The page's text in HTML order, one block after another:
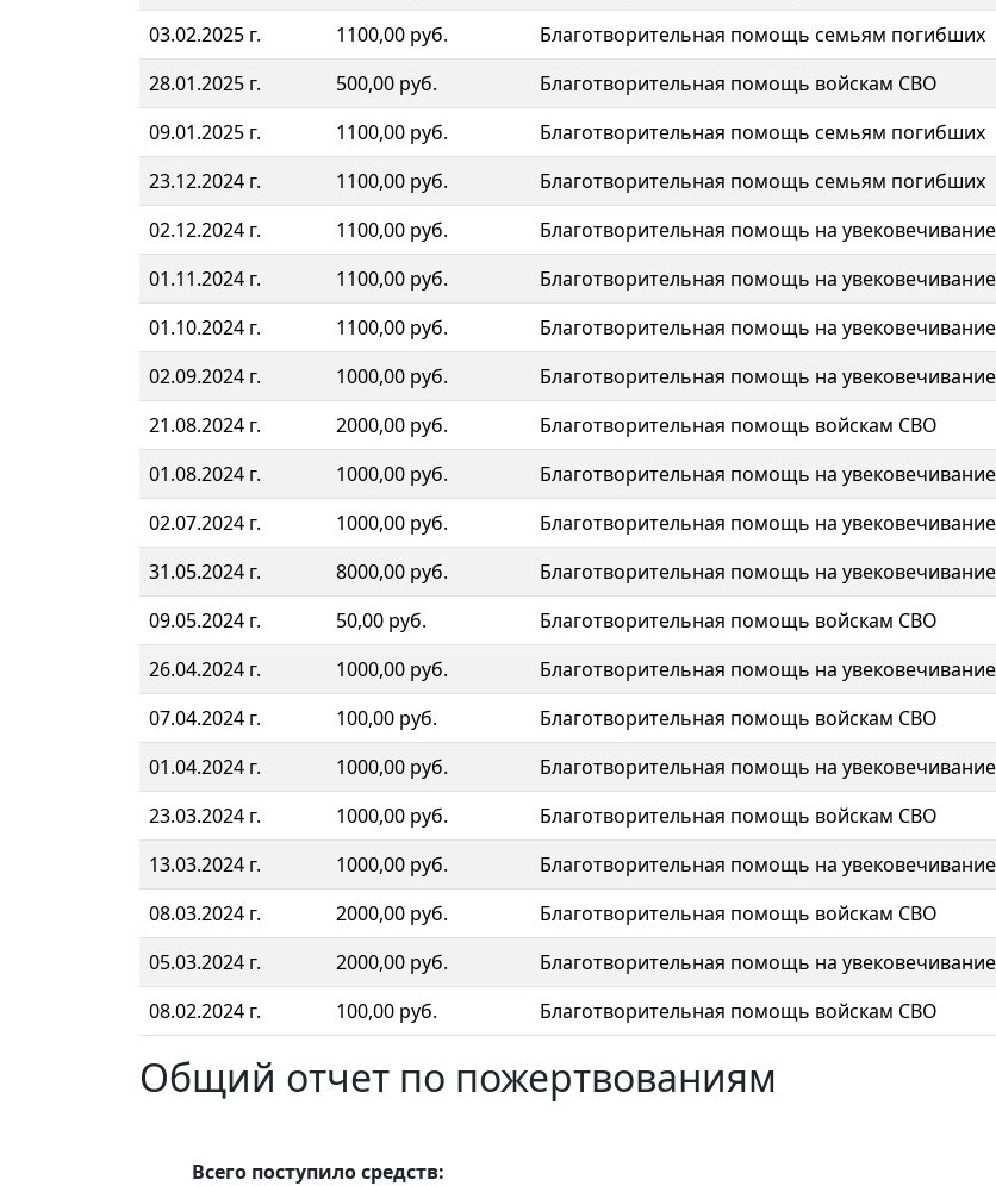
03.02.2025 г.
1100,00 руб.
Благотворительная помощь семьям погибших
28.01.2025 г.
500,00 руб.
Благотворительная помощь войскам СВО
09.01.2025 г.
1100,00 руб.
Благотворительная помощь семьям погибших
23.12.2024 г.
1100,00 руб.
Благотворительная помощь семьям погибших
02.12.2024 г.
1100,00 руб.
Благотворительная помощь на
01.11.2024 г.
1100,00 руб.
Благотворительная помощь на
01.10.2024 г.
1100,00 руб.
Благотворительная помощь на
02.09.2024 г.
1000,00 руб.
Благотворительная помощь на
21.08.2024 г.
2000,00 руб.
Благотворительная помощь войскам СВО
01.08.2024 г.
1000,00 руб.
Благотворительная помощь на
02.07.2024 г.
1000,00 руб.
Благотворительная помощь на
31.05.2024 г.
8000,00 руб.
Благотворительная помощь на
09.05.2024 г.
50,00 руб.
Благотворительная помощь войскам СВО
26.04.2024 г.
1000,00 руб.
Благотворительная помощь на
07.04.2024 г.
100,00 руб.
Благотворительная помощь войскам СВО
01.04.2024 г.
1000,00 руб.
Благотворительная помощь на
23.03.2024 г.
1000,00 руб.
Благотворительная помощь войскам СВО
13.03.2024 г.
1000,00 руб.
Благотворительная помощь на
08.03.2024 г.
2000,00 руб.
Благотворительная помощь войскам СВО
05.03.2024 г.
2000,00 руб.
Благотворительная помощь на
08.02.2024 г.
100,00 руб. Благотворительная помощь войскам СВО
Общий отчет по пожертвованиям
Всего поступило средств: